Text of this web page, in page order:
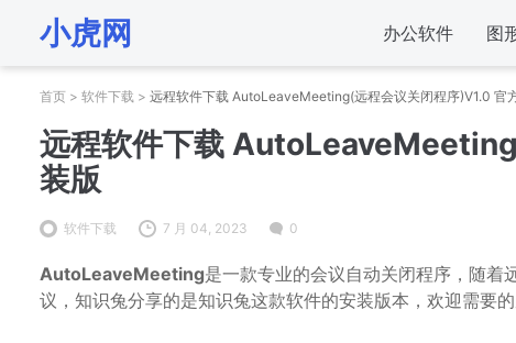
小虎网 办公软件 图
首页 > 软件下载 > 远程软件下载 AutoLeaveMeeting(远程会议关闭程序)V1.0 官
远程软件下载
装版
软件下载 7 月 04, 2023 0
AutoLeaveMeeting是一款专业的会议自动关闭程序，随着
议，知识兔分享的是知识兔这款软件的安装版本，欢迎需要的